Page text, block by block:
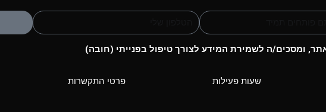
ומסכים/ה לשמירת המידע לצורך טיפול בפנייתי (חובה)
שעות פעילות פרטי התקשרות